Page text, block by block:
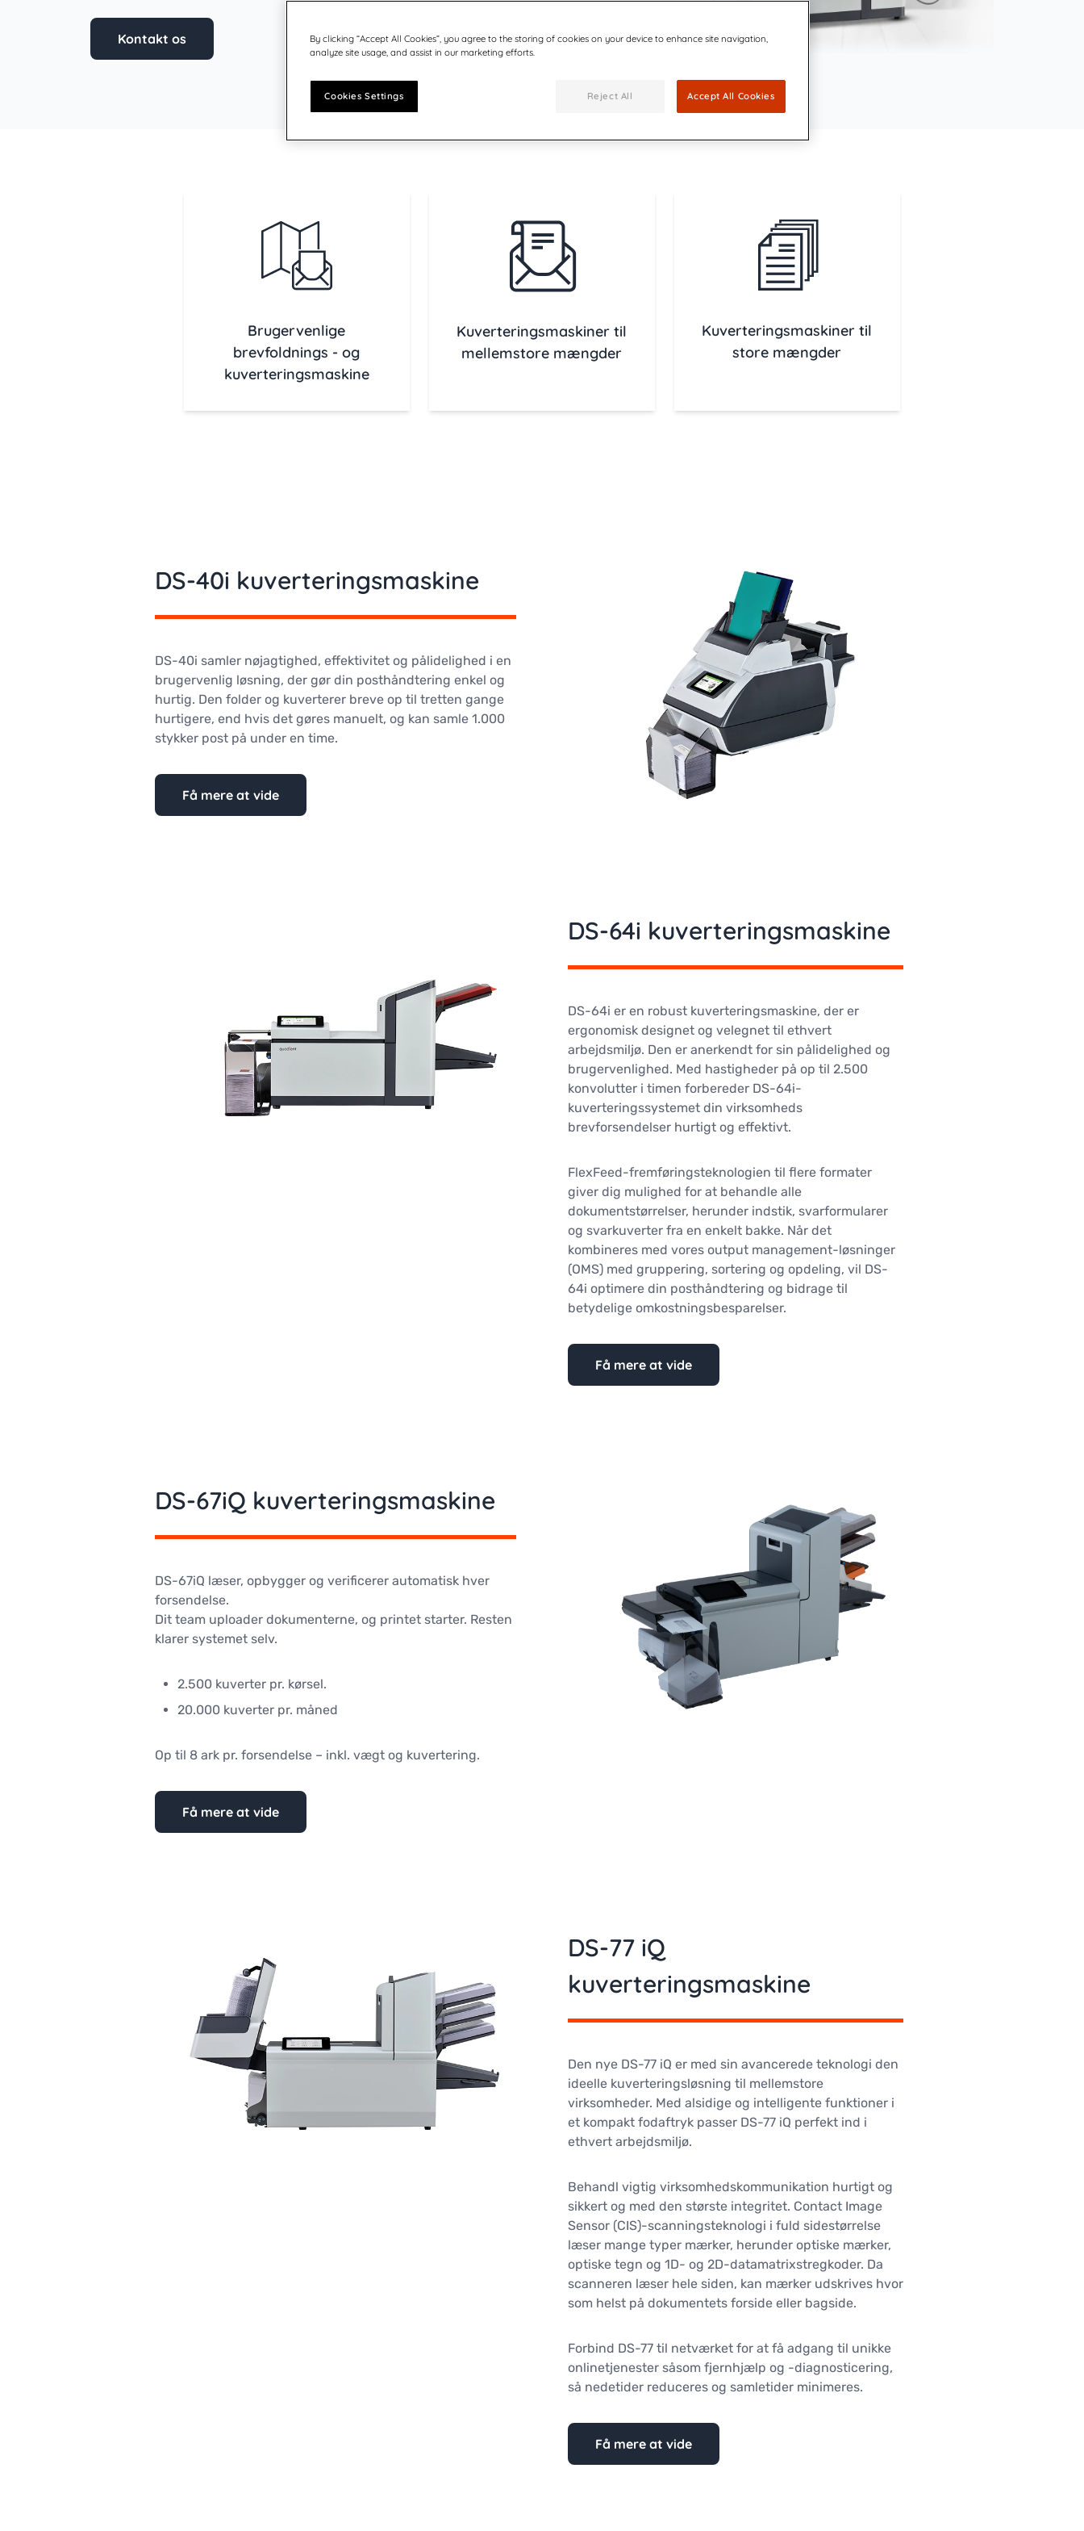
Kontakt os
Brugervenlige
brevfoldnings - og
kuverteringsmaskine
Kuverteringsmaskiner til
mellemstore mængder
Kuverteringsmaskiner til
store mængder
DS-40i kuverteringsmaskine
DS-40i samler nøjagtighed, effektivitet og pålidelighed i en
brugervenlig løsning, der gør din posthåndtering enkel og
hurtig. Den folder og kuverterer breve op til tretten gange
hurtigere, end hvis det gøres manuelt, og kan samle 1.000
stykker post på under en time.
Få mere at vide
DS-64i kuverteringsmaskine
DS-64i er en robust kuverteringsmaskine, der er
ergonomisk designet og velegnet til ethvert
arbejdsmiljø. Den er anerkendt for sin pålidelighed og
brugervenlighed. Med hastigheder på op til 2.500
konvolutter i timen forbereder DS-64i-
kuverteringssystemet din virksomheds
brevforsendelser hurtigt og effektivt.
FlexFeed-fremføringsteknologien til flere formater
giver dig mulighed for at behandle alle
dokumentstørrelser, herunder indstik, svarformularer
og svarkuverter fra en enkelt bakke. Når det
kombineres med vores output management-løsninger
(OMS) med gruppering, sortering og opdeling, vil DS-
64i optimere din posthåndtering og bidrage til
betydelige omkostningsbesparelser.
Få mere at vide
DS-67iQ kuverteringsmaskine
DS-67iQ læser, opbygger og verificerer automatisk hver
forsendelse.
Dit team uploader dokumenterne, og printet starter. Resten
klarer systemet selv.
2.500 kuverter pr. kørsel.
20.000 kuverter pr. måned
Op til 8 ark pr. forsendelse – inkl. vægt og kuvertering.
Få mere at vide
DS-77 iQ
kuverteringsmaskine
Den nye DS-77 iQ er med sin avancerede teknologi den
ideelle kuverteringsløsning til mellemstore
virksomheder. Med alsidige og intelligente funktioner i
et kompakt fodaftryk passer DS-77 iQ perfekt ind i
ethvert arbejdsmiljø.
Behandl vigtig virksomhedskommunikation hurtigt og
sikkert og med den største integritet. Contact Image
Sensor (CIS)-scanningsteknologi i fuld sidestørrelse
læser mange typer mærker, herunder optiske mærker,
optiske tegn og 1D- og 2D-datamatrixstregkoder. Da
scanneren læser hele siden, kan mærker udskrives hvor
som helst på dokumentets forside eller bagside.
Forbind DS-77 til netværket for at få adgang til unikke
onlinetjenester såsom fjernhjælp og -diagnosticering,
så nedetider reduceres og samletider minimeres.
Få mere at vide
By clicking “Accept All Cookies”, you agree to the storing of cookies on your device to enhance site navigation,
analyze site usage, and assist in our marketing efforts.
Cookies Settings Reject All Accept All Cookies